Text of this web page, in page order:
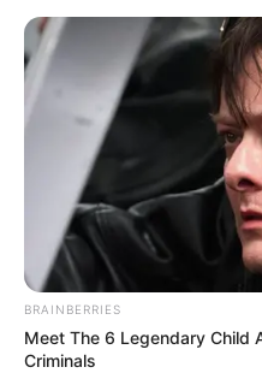
LEBIH
JADWAL,
INDONESIA
(KEEL
MERAH
indomiliter | 15/11/2024
Kapal Perang | No Comments
BRAINBERRIES
Meet The 6 Legendary Child
Criminals